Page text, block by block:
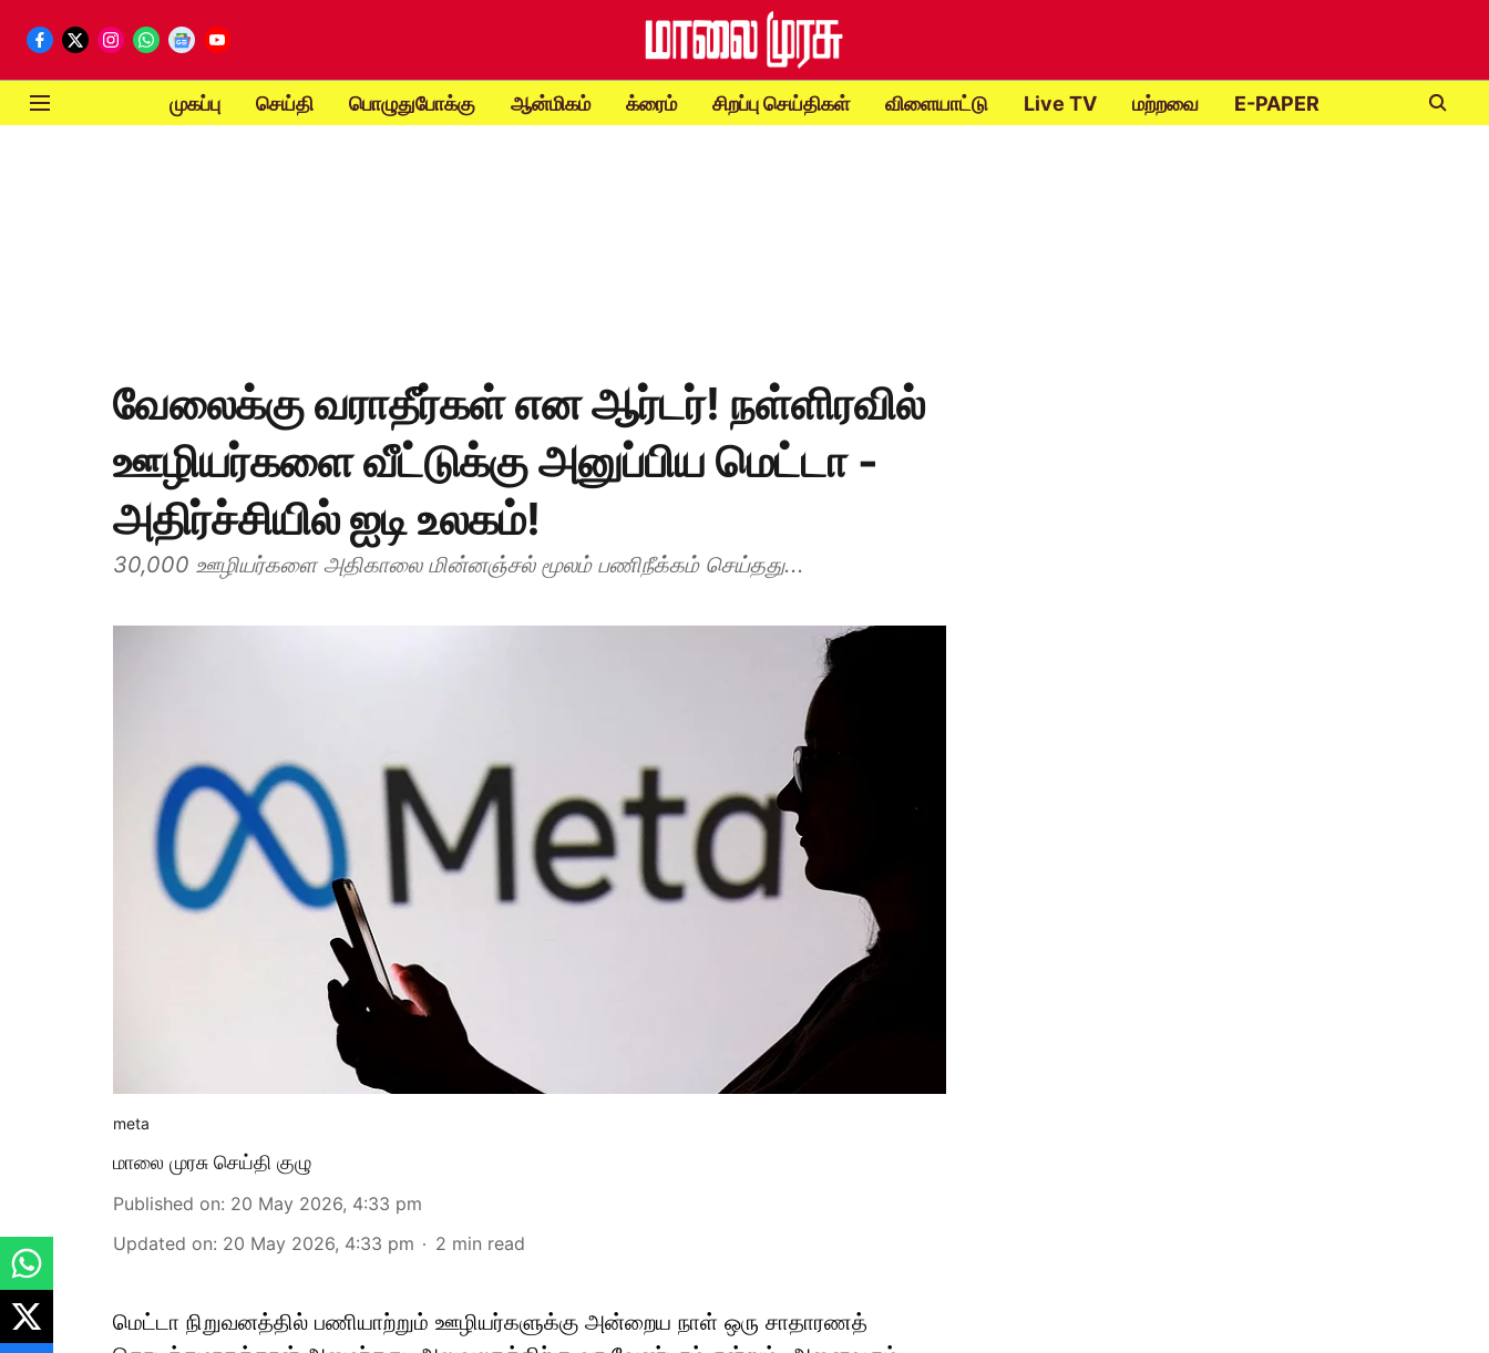
முகப்பு செய்தி பொழுதுபோக்கு ஆன்மிகம் க்ரைம் சிறப்பு செய்திகள் விளையாட்டு Live TV மற்றவை E-PAPER
வேலைக்கு வராதீர்கள் என ஆர்டர்! நள்ளிரவில்
ஊழியர்களை வீட்டுக்கு அனுப்பிய மெட்டா -
அதிர்ச்சியில் ஐடி உலகம்!
30,000 ஊழியர்களை அதிகாலை மின்னஞ்சல் மூலம் பணிநீக்கம் செய்தது...
meta
மாலை முரசு செய்தி குழு
Published on: 20 May 2026, 4:33 pm
Updated on: 20 May 2026, 4:33 pm 2 min read
மெட்டா நிறுவனத்தில் பணியாற்றும் ஊழியர்களுக்கு அன்றைய நாள் ஒரு சாதாரணத்